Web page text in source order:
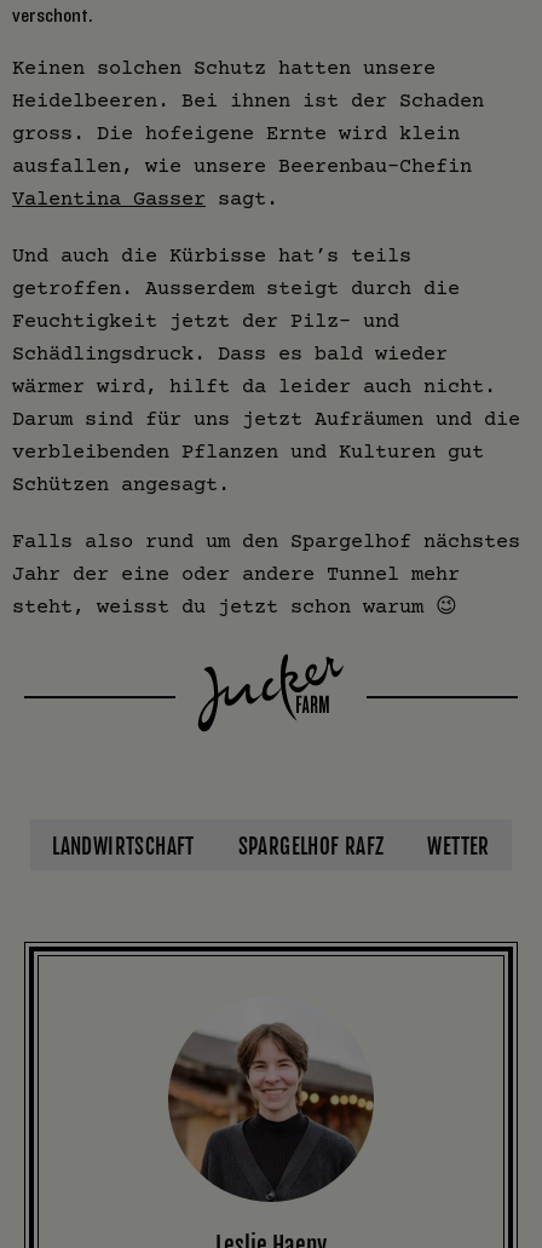
verschont.
Keinen solchen Schutz hatten unsere
Heidelbeeren. Bei ihnen ist der Schaden
gross. Die hofeigene Ernte wird klein
ausfallen, wie unsere Beerenbau-Chefin
Valentina Gasser sagt.
Und auch die Kürbisse hat’s teils
getroffen. Ausserdem steigt durch die
Feuchtigkeit jetzt der Pilz- und
Schädlingsdruck. Dass es bald wieder
wärmer wird, hilft da leider auch nicht.
Darum sind für uns jetzt Aufräumen und die
verbleibenden Pflanzen und Kulturen gut
Schützen angesagt.
Falls also rund um den Spargelhof nächstes
Jahr der eine oder andere Tunnel mehr
steht, weisst du jetzt schon warum 😉
LANDWIRTSCHAFT SPARGELHOF RAFZ WETTER